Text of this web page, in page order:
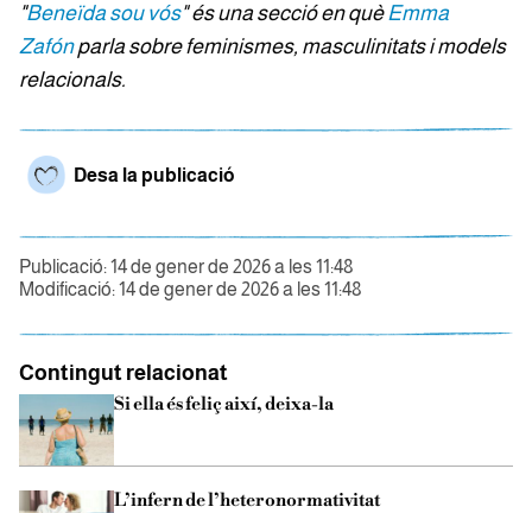
"Beneïda sou vós" és una secció en quèEmma
Zafónparla sobre feminismes, masculinitats i models
relacionals.
Desa la publicació
Publicació: 14 de gener de 2026 a les 11:48
Modificació: 14 de gener de 2026 a les 11:48
Contingut relacionat
Si ella és feliç així, deixa-la
L’infern de l’heteronormativitat